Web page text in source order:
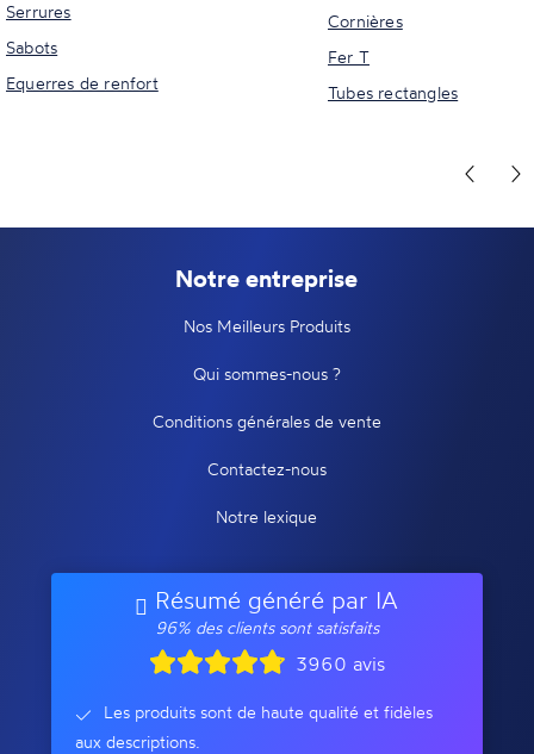
Serrures
Sabots
Equerres de renfort
Cornières
Fer T
Tubes rectangles
Notre entreprise
Nos Meilleurs Produits
Qui sommes-nous ?
Conditions générales de vente
Contactez-nous
Notre lexique
Résumé généré par IA
96% des clients sont satisfaits
3960 avis
Les produits sont de haute qualité et fidèles
aux descriptions.